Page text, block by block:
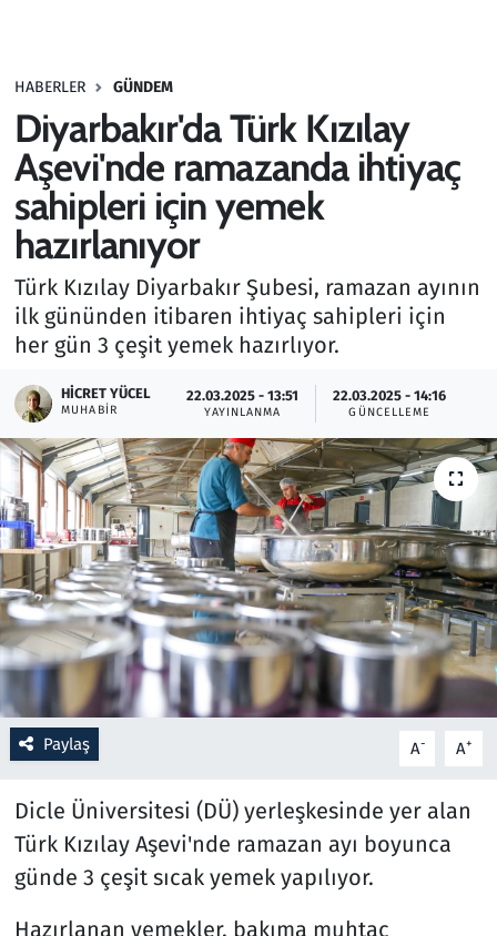
HABERLER GÜNDEM
Diyarbakır'da Türk Kızılay
Aşevi'nde ramazanda ihtiyaç
sahipleri için yemek
hazırlanıyor
Türk Kızılay Diyarbakır Şubesi, ramazan ayının
ilk gününden itibaren ihtiyaç sahipleri için
her gün 3 çeşit yemek hazırlıyor.
HICRET YÜCEL
MUHABIR
22.03.2025 - 13:51
YAYINLANMA
22.03.2025 - 14:16
GÜNCELLEME
Paylaş A- A+
Dicle Üniversitesi (DÜ) yerleşkesinde yer alan
Türk Kızılay Aşevi'nde ramazan ayı boyunca
günde 3 çeşit sıcak yemek yapılıyor.
Hazırlanan yemekler, bakıma muhtaç
Haber
Kültür Sanat
Kurumsal Haberler
Lezzet Durağı
Memur ve Kamu
Oyun
Ramazan
Resmi İlanlar
Rüya Tabirleri
Sağlık
Savunma Sanayi
Spor
Teknoloji ve Bilim